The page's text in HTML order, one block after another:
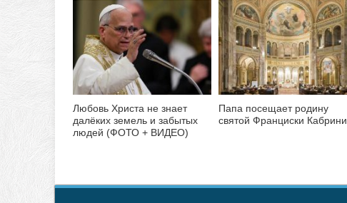
Любовь Христа не знает
далёких земель и забытых
людей (ФОТО + ВИДЕО)
Папа посещает родину
святой Франциски Кабрини